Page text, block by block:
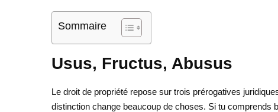
Sommaire
Usus, Fructus, Abusus
Le droit de propriété repose sur trois prérogatives
distinction change beaucoup de choses. Si tu comprends